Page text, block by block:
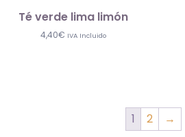
Té verde lima limón
4,40€ IVA Incluido
1 2 →